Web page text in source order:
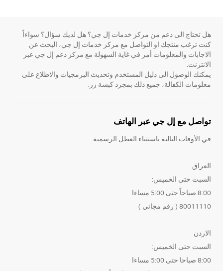
هل تحتاج الى دعم من مركز خدمات إل جي؟ هل لديك سؤال؟ سواءاً
كنت ترغب منتجك او التواصل مع مركز خدمات إل جي، البحث عن
الاجابات والمعلومات أمر في غاية السهولة مع مركز دعم إل جي عبر
الانترنت.
يمكنك الوصول الى دليل المستخدم وتحديث البرمجيات والاطلاع على
معلومات الكفالة، جميع ذلك بمجرد كبسة زر.
تواصل مع إل جي عبر الهاتف
في الأوقات التالية باستثناء العطل الرسمية
العراق
السبت حتى الخميس:
8:00 صباحاً حتى 5:00 مساءا
80011110 ( رقم مجاني )
الاردن
السبت حتى الخميس:
8:00 صباحا حتى 5:00 مساءا